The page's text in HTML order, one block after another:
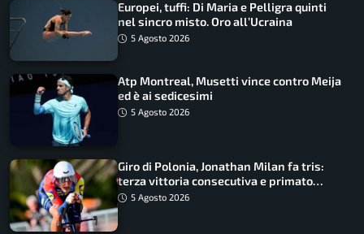
Europei, tuffi: Di Maria e Pelligra quinti
nel sincro misto. Oro all’Ucraina
5 Agosto 2026
Atp Montreal, Musetti vince contro Meija
ed è ai sedicesimi
5 Agosto 2026
Giro di Polonia, Jonathan Milan fa tris:
terza vittoria consecutiva e primato
rafforzato
5 Agosto 2026